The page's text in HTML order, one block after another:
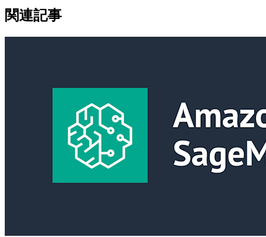
関連記事